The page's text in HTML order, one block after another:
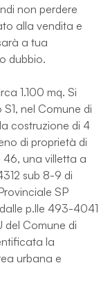
non perdere
alla vendita e
a tua
dubbio.
1.100 mq. Si
nel Comune di
costruzione di 4
di proprietà di
una villetta a
sub 8-9 di
SP
p.lle 493-4041
del Comune di
la
urbana e